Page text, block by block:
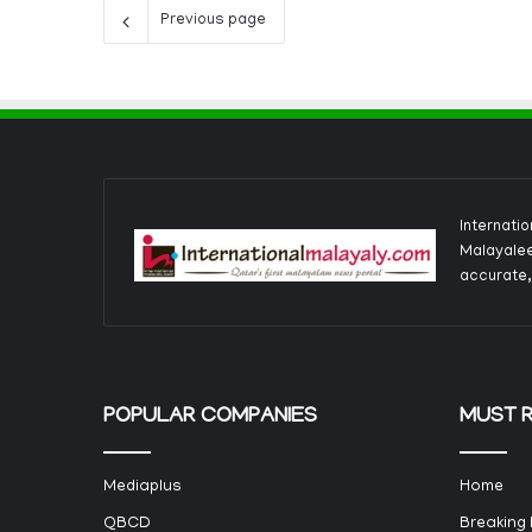
Previous page
POPULAR COMPANIES
Mediaplus
QBCD
MUST
Home
Breaking